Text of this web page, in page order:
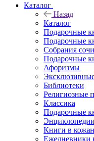
Каталог
Назад
Каталог
Подарочные
Подарочные
Собрания
Подарочные
Афоризмы
Библиотеки
Религиозные
Классика
Подарочные
Энциклопедии
Книги в
Ежедневники